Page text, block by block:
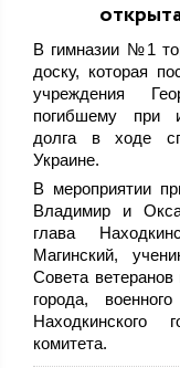
В гимназии №1
доску, которая
учреждения
погибшему при
долга в ходе
Украине.
В мероприятии
Владимир и
глава
Магинский,
Совета ветеранов
города,
Находкинского
комитета.